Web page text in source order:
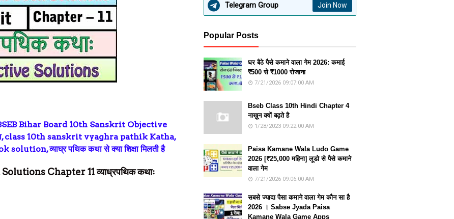
Bihar Board 10th Sanskrit Objective
class 10th sanskrit vyaghra pathik Katha,
व्याघ्र पथिक कथा से क्या शिक्षा मिलती है
Chapter 11 व्याध्रपथिक कथाः
Telegram Group Join Now
Popular Posts
घर बैठे पैसे कमाने वाला गेम 2026: कमाई
₹500 से ₹1000 रोजाना
7/21/2026 09:07:00 AM
Bseb Class 10th Hindi Chapter 4
नाख़ून क्यों बढ़ते है
1/28/2023 09:22:00 AM
Paisa Kamane Wala Ludo Game
2026 [₹25,000 महिना] लूडो से पैसे कमाने
वाला गेम
7/21/2026 09:06:00 AM
सबसे ज्यादा पैसा कमाने वाला गेम कौन सा है
2026 । Sabse Jyada Paisa
Kamane Wala Game Apps